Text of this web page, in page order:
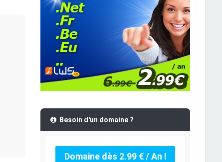
Besoin d'un domaine ?
Domaine dès 2.99 € / An !